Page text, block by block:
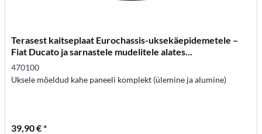
Terasest kaitseplaat Eurochassis-uksekäepidemetele –
Fiat Ducato ja sarnastele mudelitele alates...
470100
Uksele mõeldud kahe paneeli komplekt (ülemine ja alumine)
39,90 € *